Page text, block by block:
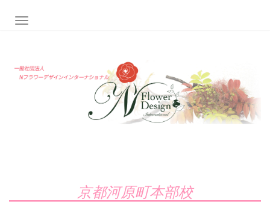
ナビゲーション切り替え
京都河原町本部校